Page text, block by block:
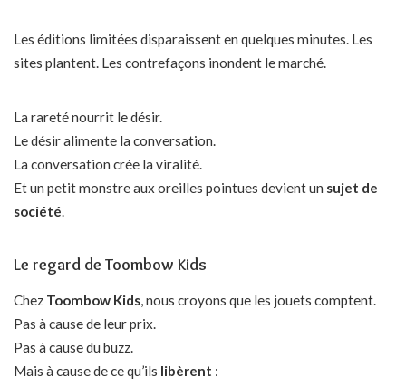
Les éditions limitées disparaissent en quelques minutes. Les
sites plantent. Les contrefaçons inondent le marché.
La rareté nourrit le désir.
Le désir alimente la conversation.
La conversation crée la viralité.
Et un petit monstre aux oreilles pointues devient un sujet de
société.
Le regard de Toombow Kids
Chez Toombow Kids, nous croyons que les jouets comptent.
Pas à cause de leur prix.
Pas à cause du buzz.
Mais à cause de ce qu’ils libèrent :